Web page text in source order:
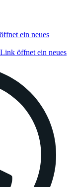
ein neues
öffnet ein neues